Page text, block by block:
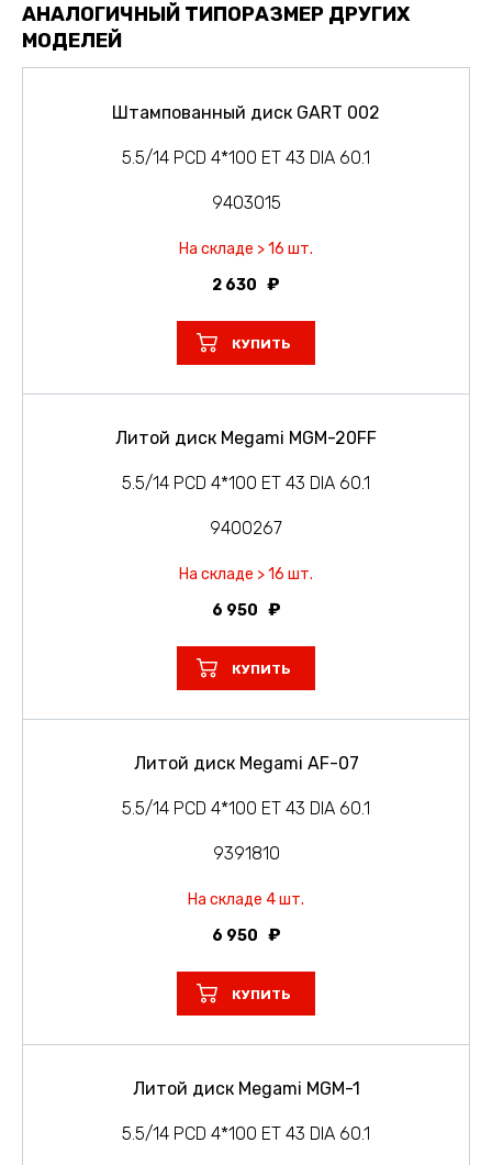
АНАЛОГИЧНЫЙ ТИПОРАЗМЕР ДРУГИХ
МОДЕЛЕЙ
Штампованный диск GART 002
5.5/14 PCD 4*100 ET 43 DIA 60.1
9403015
На складе > 16 шт.
2 630
КУПИТЬ
Литой диск Megami MGM-20FF
5.5/14 PCD 4*100 ET 43 DIA 60.1
9400267
На складе > 16 шт.
6 950
КУПИТЬ
Литой диск Megami AF-07
5.5/14 PCD 4*100 ET 43 DIA 60.1
9391810
На складе 4 шт.
6 950
КУПИТЬ
Литой диск Megami MGM-1
5.5/14 PCD 4*100 ET 43 DIA 60.1